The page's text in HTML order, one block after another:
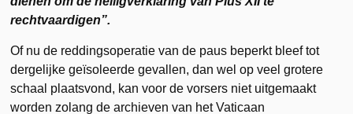
rechtvaardigen”.
Of nu de reddingsoperatie van de paus beperkt bleef tot
dergelijke geïsoleerde gevallen, dan wel op veel grotere
schaal plaatsvond, kan voor de vorsers niet uitgemaakt
worden zolang de archieven van het Vaticaan